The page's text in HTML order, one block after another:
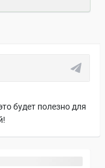
будет полезно для